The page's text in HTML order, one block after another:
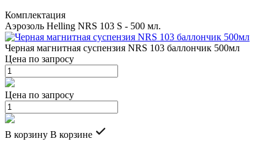
Комплектация
Аэрозоль Helling NRS 103 S - 500 мл.
Черная магнитная суспензия NRS 103 баллончик 500мл
Цена по запросу
Цена по запросу
В корзину В корзине